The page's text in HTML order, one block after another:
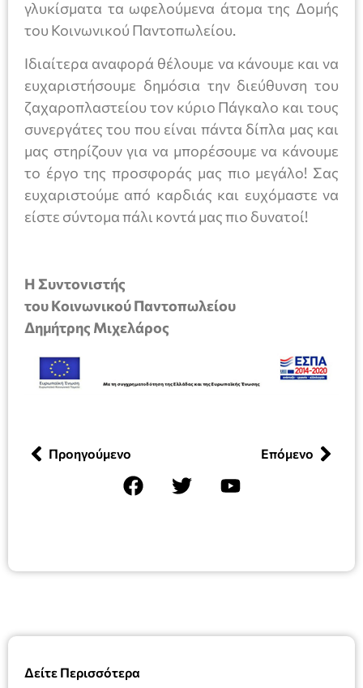
Δείτε Περισσότερα
γλυκίσματα τα ωφελούμενα άτομα της Δομής
του Κοινωνικού Παντοπωλείου.
Ιδιαίτερα αναφορά θέλουμε να κάνουμε και να
ευχαριστήσουμε δημόσια την διεύθυνση του
ζαχαροπλαστείου τον κύριο Πάγκαλο και τους
συνεργάτες του που είναι πάντα δίπλα μας και
μας στηρίζουν για να μπορέσουμε να κάνουμε
το έργο της προσφοράς μας πιο μεγάλο! Σας
ευχαριστούμε από καρδιάς και ευχόμαστε να
είστε σύντομα πάλι κοντά μας πιο δυνατοί!
Η Συντονιστής
του Κοινωνικού Παντοπωλείου
Δημήτρης Μιχελάρος
Προηγούμενο Επόμενο